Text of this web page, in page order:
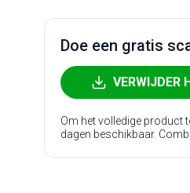
Doe een gratis
VERWIJDER
Om het volledige product
dagen beschikbaar.